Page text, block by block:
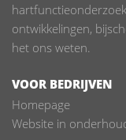
ontwikkelingen,
het ons weten.
VOOR BEDRIJVEN
Homepage
Website in